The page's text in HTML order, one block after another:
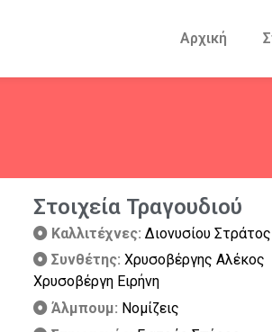
Αρχική
Στοιχεία Τραγουδιού
Καλλιτέχνες: Διονυσίου Στράτος
Συνθέτης: Χρυσοβέργης Αλέκος
Χρυσοβέργη Ειρήνη
Άλμπουμ: Νομίζεις